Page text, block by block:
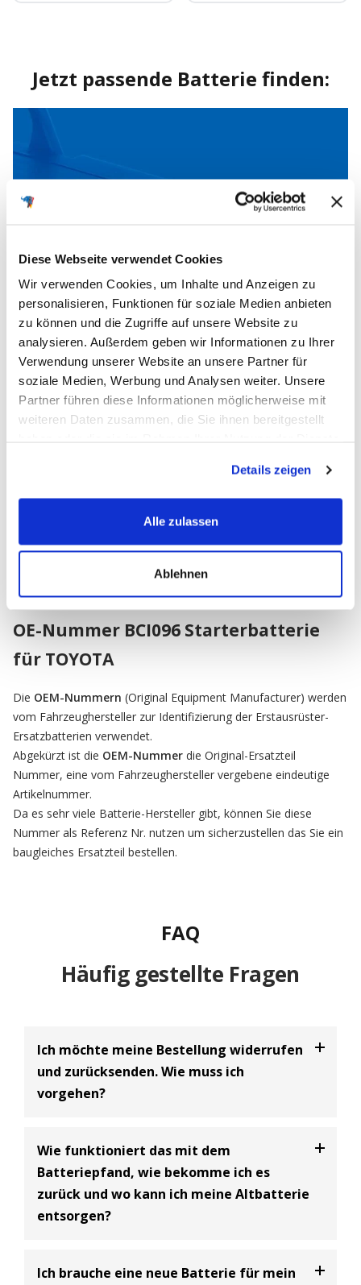
Diese Webseite verwendet Cookies
Wir verwenden Cookies, um Inhalte und Anzeigen zu
personalisieren, Funktionen für soziale Medien anbieten
zu können und die Zugriffe auf unsere Website zu
analysieren. Außerdem geben wir Informationen zu Ihrer
Verwendung unserer Website an unsere Partner für
soziale Medien, Werbung und Analysen weiter. Unsere
Partner führen diese Informationen möglicherweise mit
weiteren Daten zusammen, die Sie ihnen bereitgestellt
Details zeigen
Alle zulassen
Ablehnen
Jetzt passende Batterie finden:
Fahrzeug auswählen
OE-Nummer BCI096 Starterbatterie
für TOYOTA
Die OEM-Nummern (Original Equipment Manufacturer) werden
vom Fahrzeughersteller zur Identifizierung der Erstausrüster-
Ersatzbatterien verwendet.
Abgekürzt ist die OEM-Nummer die Original-Ersatzteil
Nummer, eine vom Fahrzeughersteller vergebene eindeutige
Artikelnummer.
Da es sehr viele Batterie-Hersteller gibt, können Sie diese
Nummer als Referenz Nr. nutzen um sicherzustellen das Sie ein
baugleiches Ersatzteil bestellen.
FAQ
Häufig gestellte Fragen
Ich möchte meine Bestellung widerrufen
und zurücksenden. Wie muss ich
vorgehen?
innerhalb von 30 Tagen zu widerrufen
zurückzusenden. Dabei handelt es sich um einen
freiwilligen Kundenservice der BIG Batterie-
Industrie-Germany GmbH und eine Ergänzung zum
Wie funktioniert das mit dem
Batteriepfand, wie bekomme ich es
zurück und wo kann ich meine Altbatterie
entsorgen?
Ich brauche eine neue Batterie für mein